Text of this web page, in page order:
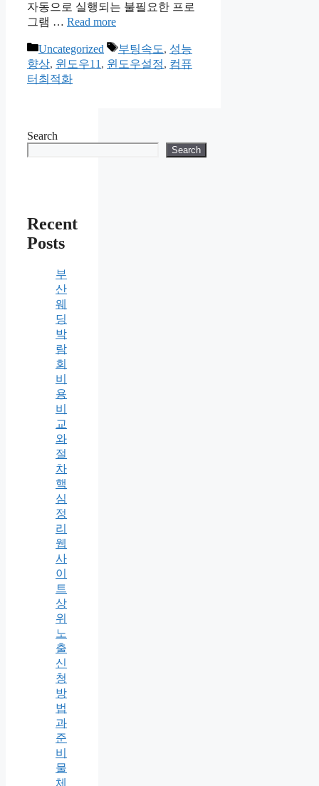
자동으로 실행되는 불필요한 프로
그램 … Read more
Categories
Uncategorized Tags
부팅속도, 성능
향상, 윈도우11 , 윈도우설정, 컴퓨
터최적화
Search
Search
Recent
Posts
부
산
웨
딩
박
람
회
비
용
비
교
와
절
차
핵
심
정
리
웹
사
이
트
상
위
노
출
신
청
방
법
과
준
비
물
체